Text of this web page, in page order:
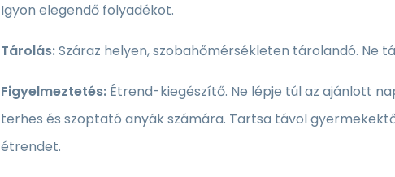
Igyon elegendő folyadékot.
Tárolás:Száraz helyen, szobahőmérsékleten tárolandó. Ne
Figyelmeztetés: Étrend-kiegészítő. Ne lépje túl az ajánlott
terhes és szoptató anyák számára. Tartsa távol
étrendet.